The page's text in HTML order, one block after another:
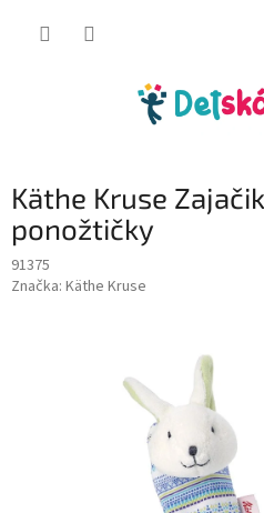
Käthe Kruse
ponožtičky
91375
Značka: Käthe Kruse